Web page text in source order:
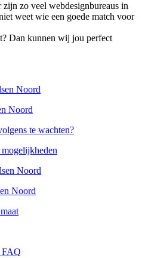
zo veel webdesignbureaus in
weet wie een goede match voor
Dan kunnen wij jou perfect
Noord
Noord
te wachten?
Noord
Noord
FAQ